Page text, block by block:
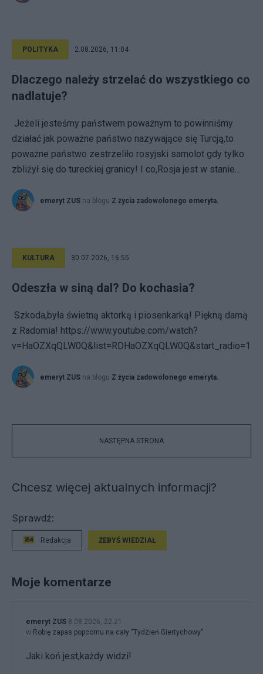
POLITYKA 2.08.2026, 11:04
Dlaczego należy strzelać do wszystkiego co
nadlatuje?
Jeżeli jesteśmy państwem poważnym to powinniśmy
działać jak poważne państwo nazywające się Turcją,to
poważne państwo zestrzeliło rosyjski samolot gdy tylko
zbliżył się do tureckiej granicy! I co,Rosja jest w stanie...
emeryt ZUS na blogu Z życia zadowolonego emeryta.
KULTURA 30.07.2026, 16:55
Odeszła w siną dal? Do kochasia?
Szkoda,była świetną aktorką i piosenkarką! Piękną damą
z Radomia! https://www.youtube.com/watch?
v=HaOZXqQLW0Q&list=RDHaOZXqQLW0Q&start_radio=1
emeryt ZUS na blogu Z życia zadowolonego emeryta.
NASTĘPNA STRONA
Chcesz więcej aktualnych informacji?
Sprawdź:
Redakcja ŻEBYŚ WIEDZIAŁ
Moje komentarze
emeryt ZUS 8.08.2026, 22:21
w Robię zapas popcornu na cały "Tydzień Giertychowy"
Jaki koń jest,każdy widzi!